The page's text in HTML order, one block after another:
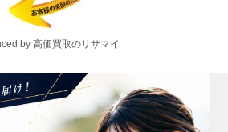
by 高価買取のリサマイ